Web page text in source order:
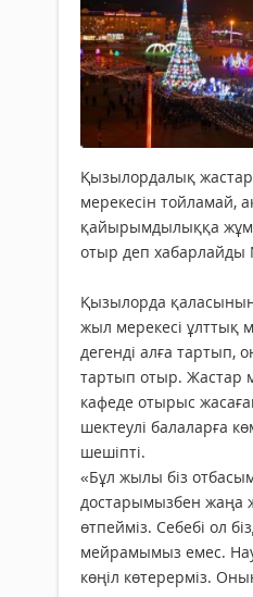
Қызылордалық
мерекесін тойламай,
қайырымдылыққа
отыр деп хабарлайды
Қызылорда
жыл мерекесі ұлттық
дегенді алға тартып,
тартып отыр. Жастар
кафеде отырыс
шектеулі балаларға
шешіпті.
«Бұл жылы біз
достарымызбен жаңа
өтпейміз. Себебі ол
мейрамымыз емес.
көңіл көтерерміз.